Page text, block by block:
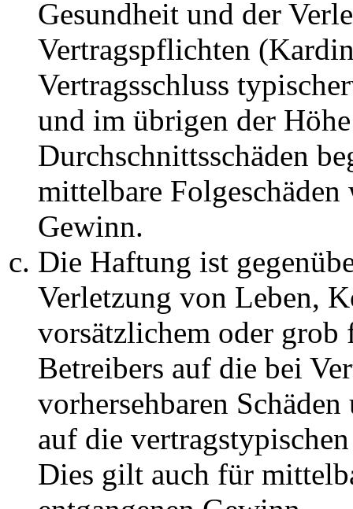
Gesundheit und der
Vertragspflichten
Vertragsschluss
und im übrigen der
Durchschnittsschäden
mittelbare Folgeschäden
Gewinn.
Die Haftung ist
Verletzung von Leben,
vorsätzlichem oder grob
Betreibers auf die bei
vorhersehbaren
auf die
Dies gilt auch für